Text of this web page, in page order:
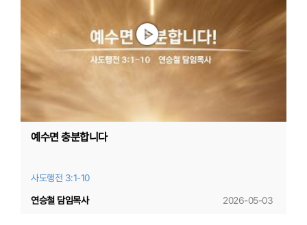
예수면 충분합니다
사도행전 3:1-10
2026-05-03
연승철 담임목사